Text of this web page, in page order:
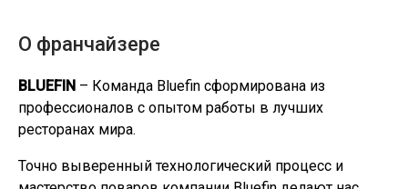
О франчайзере
BLUEFIN – Команда Bluefin сформирована из
профессионалов с опытом работы в лучших
ресторанах мира.
Точно выверенный технологический процесс и